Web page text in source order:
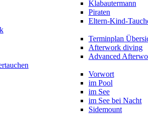
Klabautermann
Piraten
Eltern-Kind-
Terminplan
Afterwork diving
Advanced
Vorwort
im Pool
im See
im See bei Nacht
Sidemount